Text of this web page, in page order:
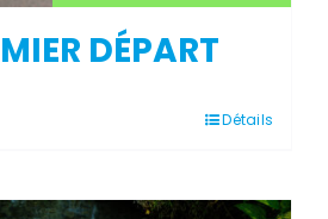
DÉPART
Détails